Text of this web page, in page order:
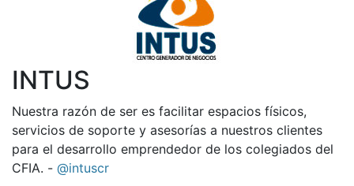
INTUS
Nuestra razón de ser es facilitar espacios físicos,
servicios de soporte y asesorías a nuestros clientes
para el desarrollo emprendedor de los colegiados del
CFIA. - @intuscr